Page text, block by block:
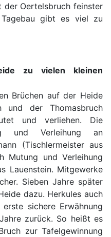
der Oertelsbruch feinster
gibt es viel zu
zu vielen kleinen
Brüchen auf der Heide
und der Thomasbruch
und verliehen. Die
und Verleihung an
(Tischlermeister aus
Mutung und Verleihung
Lauenstein. Mitgewerke
Sieben Jahre später
dazu. Herkules auch
sichere Erwähnung
zurück. So heißt es
zur Tafelgewinnung